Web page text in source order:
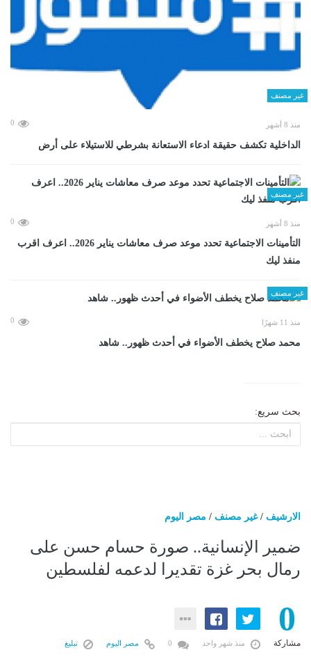
غير مصنف
منذ 8 أشهر 0
الداخلية تكشف حقيقة ادعاء الاستعانة بشرطي للاستيلاء على أرض
غير مصنف
منذ 8 أشهر 0
التأمينات الاجتماعية تحدد موعد صرف معاشات يناير 2026.. اعرف اقرب
منفذ ليك
غير مصنف
منذ 11 شهرًا 0
محمد صلاح يخطف الأضواء في أحدث ظهور.. شاهد
بحث سريع:
الارشيف /غير مصنف / مصر اليوم
ضمير الإنسانية.. صورة حسام حسن على
رمال بحر غزة تقديرا لدعمه لفلسطين
0
مشاركة منذ شهر واحد مصر اليوم تبليغ